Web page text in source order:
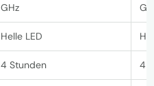
GHz
Helle LED
4 Stunden 4